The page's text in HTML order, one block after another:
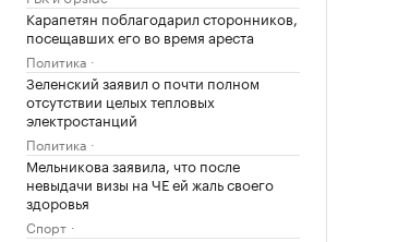
Карапетян поблагодарил сторонников,
посещавших его во время ареста
Политика
Зеленский заявил о почти полном
отсутствии целых тепловых
электростанций
Политика
Мельникова заявила, что после
невыдачи визы на ЧЕ ей жаль своего
здоровья
Спорт